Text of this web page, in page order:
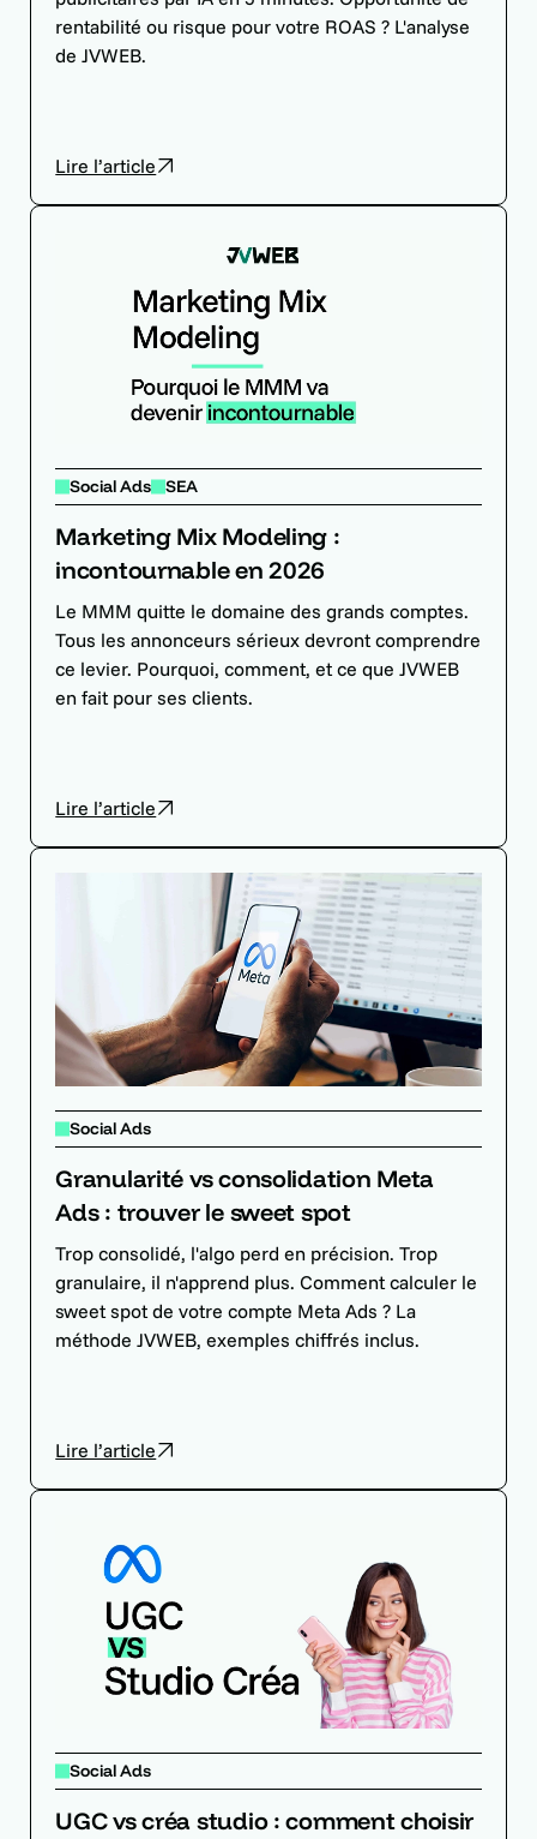
rentabilité ou risque pour votre ROAS ? L'analyse
de JVWEB.
Lire l’article
Social Ads SEA
Marketing Mix Modeling :
incontournable en 2026
Le MMM quitte le domaine des grands comptes.
Tous les annonceurs sérieux devront comprendre
ce levier. Pourquoi, comment, et ce que JVWEB
en fait pour ses clients.
Lire l’article
Social Ads
Granularité vs consolidation Meta
Ads : trouver le sweet spot
Trop consolidé, l'algo perd en précision. Trop
granulaire, il n'apprend plus. Comment calculer le
sweet spot de votre compte Meta Ads ? La
méthode JVWEB, exemples chiffrés inclus.
Lire l’article
Social Ads
UGC vs créa studio : comment choisir